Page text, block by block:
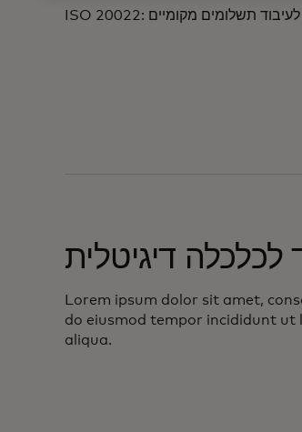
דיגיטלית
Lorem ipsum dolor sit amet,
do eiusmod tempor incididunt ut
aliqua.